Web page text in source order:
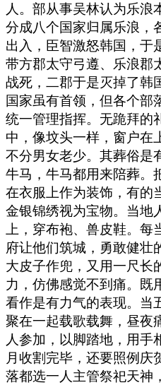
人。部从事吴林认为乐浪
分成八个国家归属乐浪，
出入，臣智激怒韩国，于
带方郡太守弓遵、乐浪郡
战死，二郡于是灭掉了韩
国家虽有首领，但各个部
统一管理指挥。无跪拜的
中，像坟头一样，窗户在
不分男女老少。其葬俗是
牛马，牛马都用来陪葬。
在衣服上作为装饰，有的
金银锦绣视为宝物。当地
上，穿布袍、兽皮鞋。
府让他们筑城，勇敢健壮
大皮子作兜，又用一尺长
力，仿佛感觉不到痛。既
看作是有力气的表现。当
聚在一起载歌载舞，昼夜
人参加，以脚踏地，用手
月收割完毕，还要照例庆
落都选一人主管祭祀天神